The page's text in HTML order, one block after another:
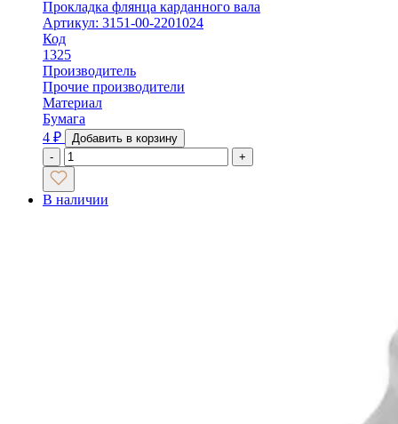
Прокладка флянца карданного вала
Артикул: 3151-00-2201024
Код
1325
Производитель
Прочие производители
Материал
Бумага
4 ₽
Добавить в корзину
-
+
В наличии